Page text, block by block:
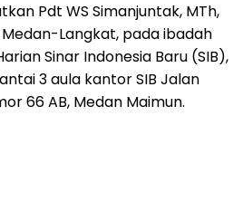
Pdt WS Simanjuntak, MTh,
Medan-Langkat, pada ibadah
Sinar Indonesia Baru (SIB),
3 aula kantor SIB Jalan
66 AB, Medan Maimun.